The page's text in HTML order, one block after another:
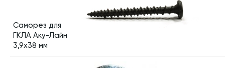
Саморез для
ГКЛА Аку-Лайн
3,9х38 мм